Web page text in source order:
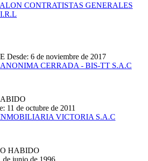
CONTRATISTAS GENERALES
Desde: 6 de noviembre de 2017
CERRADA - BIS-TT S.A.C
11 de octubre de 2011
VICTORIA S.A.C
HABIDO
de junio de 1996